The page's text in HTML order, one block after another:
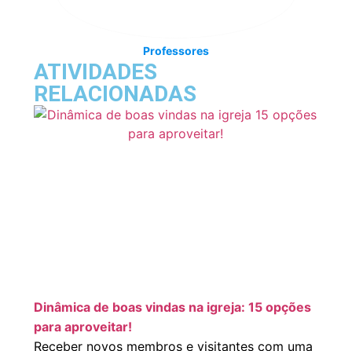
Professores
ATIVIDADES
RELACIONADAS
Dinâmica de boas vindas na igreja: 15 opções
para aproveitar!
Receber novos membros e visitantes com uma